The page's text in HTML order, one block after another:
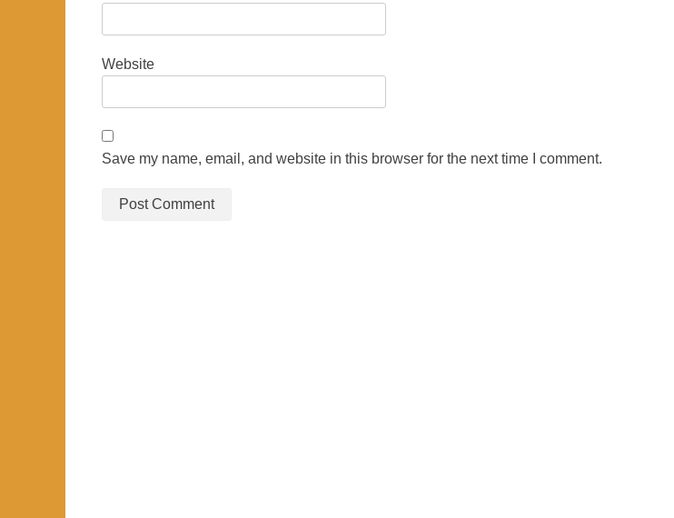
Website
Save my name, email, and website in this browser for the next time I comment.